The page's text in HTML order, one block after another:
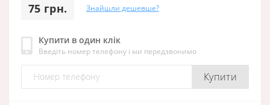
75 грн. Знайшли дешевше?
Купити в один клік
Введіть номер телефону і ми передзвонимо
Купити